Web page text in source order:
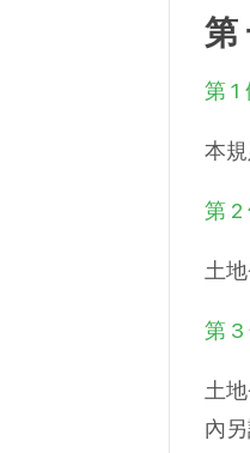
第
第 1
本
第 2
土
第 3
土
內